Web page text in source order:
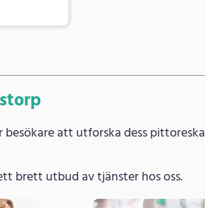
att utforska dess pittoreska
brett utbud av tjänster hos oss.